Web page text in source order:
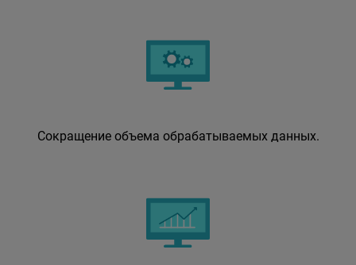
Сокращение объема обрабатываемых данных.